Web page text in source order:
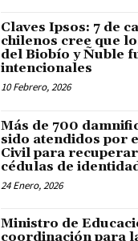
Claves Ipsos: 7 de
chilenos cree que
del Biobío y Ñuble
intencionales
10 Febrero, 2026
Más de 700
sido atendidos por
Civil para
cédulas de
24 Enero, 2026
Ministro de
coordinación para